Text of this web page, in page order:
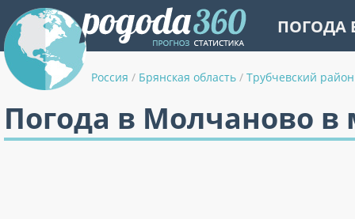
ПОГОДА
Россия / Брянская область / Трубчевский район
Погода в Молчаново в